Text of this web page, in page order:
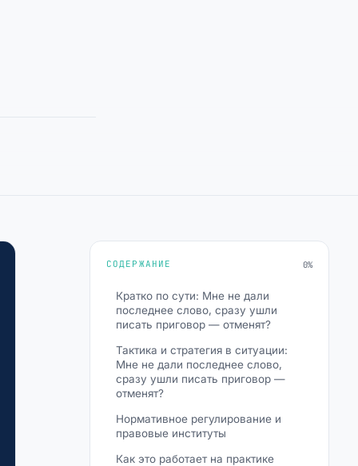
СОДЕРЖАНИЕ 0%
Кратко по сути: Мне не дали
последнее слово, сразу ушли
писать приговор — отменят?
Тактика и стратегия в ситуации:
Мне не дали последнее слово,
сразу ушли писать приговор —
отменят?
Нормативное регулирование и
правовые институты
Как это работает на практике